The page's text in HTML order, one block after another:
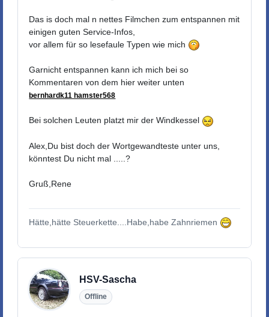
Das is doch mal n nettes Filmchen zum entspannen mit
einigen guten Service-Infos,
vor allem für so lesefaule Typen wie mich
Garnicht entspannen kann ich mich bei so
Kommentaren von dem hier weiter unten
bernhardk11 hamster568
Bei solchen Leuten platzt mir der Windkessel
Alex,Du bist doch der Wortgewandteste unter uns,
könntest Du nicht mal .....?
Gruß,Rene
Hätte,hätte Steuerkette....Habe,habe Zahnriemen
HSV-Sascha
Offline